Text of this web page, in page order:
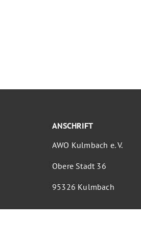
ANSCHRIFT
AWO Kulmbach e. V.
Obere Stadt 36
95326 Kulmbach